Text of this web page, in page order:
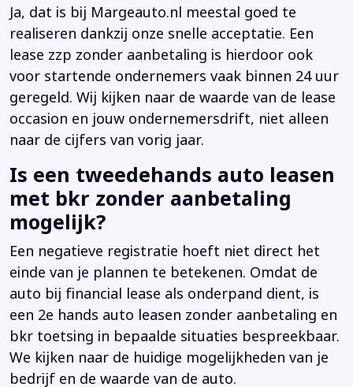
Ja, dat is bij Margeauto.nl meestal goed te
realiseren dankzij onze snelle acceptatie. Een
lease zzp zonder aanbetaling is hierdoor ook
voor startende ondernemers vaak binnen 24 uur
geregeld. Wij kijken naar de waarde van de lease
occasion en jouw ondernemersdrift, niet alleen
naar de cijfers van vorig jaar.
Is een tweedehands auto leasen
met bkr zonder aanbetaling
mogelijk?
Een negatieve registratie hoeft niet direct het
einde van je plannen te betekenen. Omdat de
auto bij financial lease als onderpand dient, is
een 2e hands auto leasen zonder aanbetaling en
bkr toetsing in bepaalde situaties bespreekbaar.
We kijken naar de huidige mogelijkheden van je
bedrijf en de waarde van de auto.